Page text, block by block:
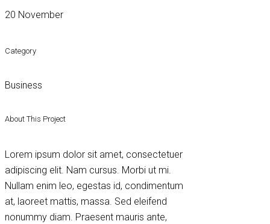
20 November
Category
Business
About This Project
Lorem ipsum dolor sit amet, consectetuer
adipiscing elit. Nam cursus. Morbi ut mi.
Nullam enim leo, egestas id, condimentum
at, laoreet mattis, massa. Sed eleifend
nonummy diam. Praesent mauris ante,